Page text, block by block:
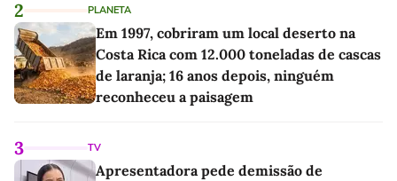
2 PLANETA
Em 1997, cobriram um local deserto na
Costa Rica com 12.000 toneladas de cascas
de laranja; 16 anos depois, ninguém
reconheceu a paisagem
3 TV
Apresentadora pede demissão de